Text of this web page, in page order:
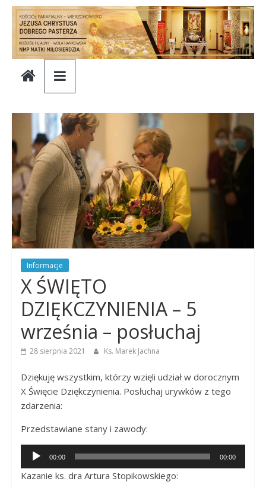
Skip
content
Parafia
Jezusa
Chrystusa
Dobrego
Pasterza
Parafia
Jezusa
Chrystusa
Dobrego
Pasterza
Informacje
X ŚWIĘTO
DZIĘKCZYNIENIA – 5
września – posłuchaj
28 sierpnia 2021 Ks. Marek Jachna
Dziękuję wszystkim, którzy wzięli udział w dorocznym
X Święcie Dziękczynienia. Posłuchaj urywków z tego
zdarzenia:
Przedstawiane stany i zawody:
Odtwarzacz
plików
dźwiękowych
00:00 00:00
Kazanie ks. dra Artura Stopikowskiego: